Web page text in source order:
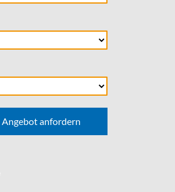
Angebot anfordern